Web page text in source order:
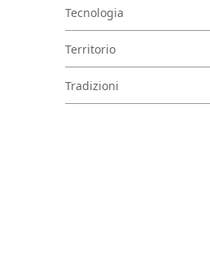
Tecnologia
Territorio
Tradizioni